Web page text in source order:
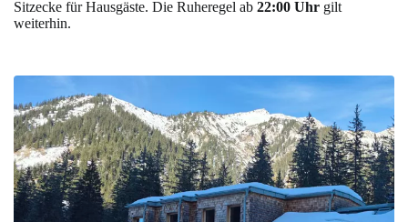
Sitzecke für Hausgäste. Die Ruheregel ab 22:00 Uhr gilt
weiterhin.